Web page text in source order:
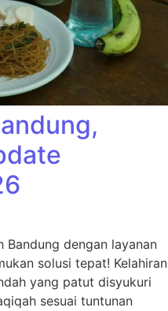
Bandung dengan layanan
solusi tepat! Kelahiran
yang patut disyukuri
sesuai tuntunan